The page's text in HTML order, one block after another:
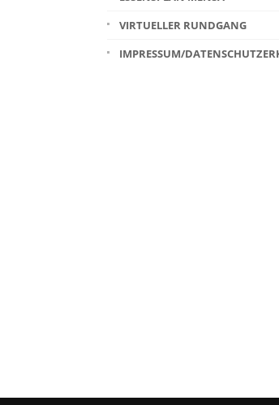
VIRTUELLER RUNDGANG
IMPRESSUM/